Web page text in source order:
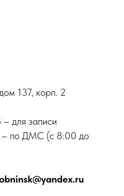
137, корп. 2
– для записи
– по ДМС (с 8:00 до
2